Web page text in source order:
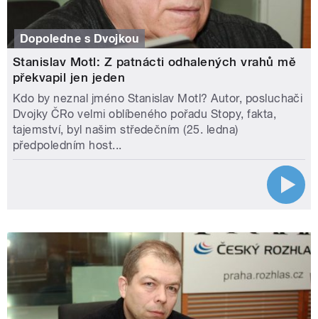
Dopoledne s Dvojkou
Stanislav Motl: Z patnácti odhalených vrahů mě
překvapil jen jeden
Kdo by neznal jméno Stanislav Motl? Autor, posluchači
Dvojky ČRo velmi oblíbeného pořadu Stopy, fakta,
tajemství, byl našim středečním (25. ledna)
předpoledním host...